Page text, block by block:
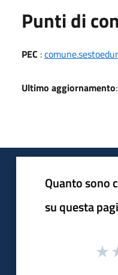
Punti di
PEC :
Ultimo aggiornamento
Quanto sono
su questa